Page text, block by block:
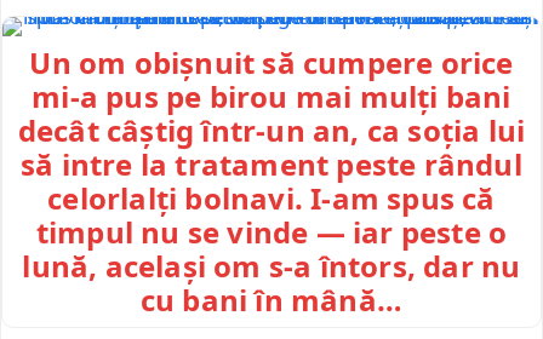
Un om obișnuit să cumpere orice
mi-a pus pe birou mai mulți bani
decât câștig într-un an, ca soția lui
să intre la tratament peste rândul
celorlalți bolnavi. I-am spus că
timpul nu se vinde — iar peste o
lună, același om s-a întors, dar nu
cu bani în mână…